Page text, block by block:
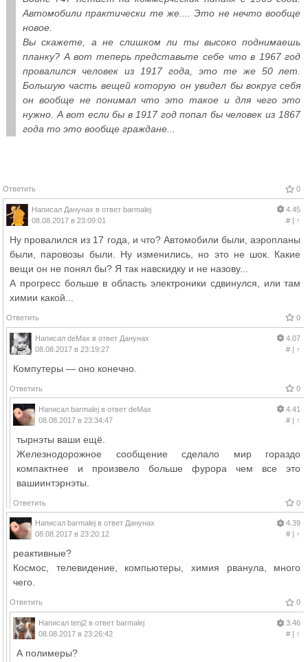
Автомобили практически те же.... Это не нечто вообще
новое.
Вы скажете, а не слишком ли ты высоко поднимаешь
планку? А вот теперь представьте себе что в 1967 год
провалился человек из 1917 года, это те же 50 лет.
Большую часть вещей которую он увидел бы вокруг себя
он вообще не понимал что это такое и для чего это
нужно. А вот если бы в 1917 год попал бы человек из 1867
года то это вообще граждане...
Ответить 0
Написал Данунах в ответ barmalej
08.08.2017 в 23:09:01
4.45
#| ↑
Ну провалился из 17 года, и что? Автомобили были, аэропланы
были, паровозы были. Ну изменились, но это не шок. Какие
вещи он не понял бы? Я так навскидку и не назову...
А прогресс больше в область электроники сдвинулся, или там
химии какой...
Ответить 0
Написал deMax в ответ Данунах
08.08.2017 в 23:19:27
4.07
#| ↑
Компутеры — оно конечно.
Ответить 0
Написал barmalej в ответ deMax
08.08.2017 в 23:34:47
4.41
#| ↑
тырнэты ваши ещё.
Железнодорожное сообщение сделало мир гораздо
компактнее и произвело больше фурора чем все это
вашиинтэрнэты.
Ответить 0
Написал barmalej в ответ Данунах
08.08.2017 в 23:20:12
4.39
#| ↑
реактивные?
Космос, телевидение, компьютеры, химия рванула, много
чего.
Ответить 0
Написал tenj2 в ответ barmalej
08.08.2017 в 23:26:42
3.46
#| ↑
А полимеры?